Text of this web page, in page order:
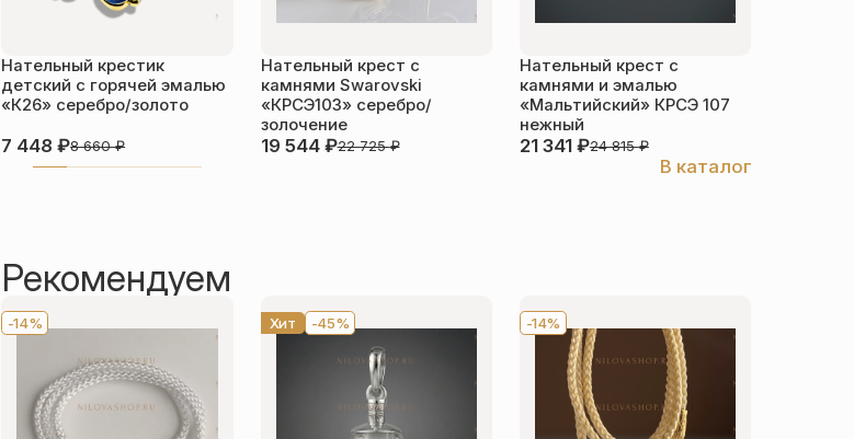
Нательный крестик
детский с горячей эмалью
«К26» серебро/золото
7 448₽8 660₽
Нательный крест с
камнями Swarovski
«КРСЭ103» серебро/
золочение
19 544 ₽22 725₽
Нательный крест с
камнями и эмалью
«Мальтийский» КРСЭ 107
нежный
21 341 ₽24 815₽
В каталог
Рекомендуем
-14% Хит -45% -14%